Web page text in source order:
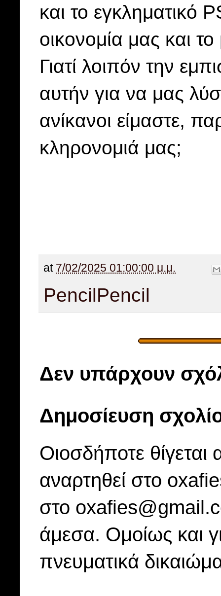
και το εγκληματικό
οικονομία μας και
Γιατί λοιπόν την
αυτήν για να μας
ανίκανοι είμαστε,
κληρονομιά μας;
at 7/02/2025 01:00:00 μ.μ.
PencilPencil
Δεν υπάρχουν
Δημοσίευση
Οιοσδήποτε
αναρτηθεί στο
στο
άμεσα. Ομοίως και
πνευματικά